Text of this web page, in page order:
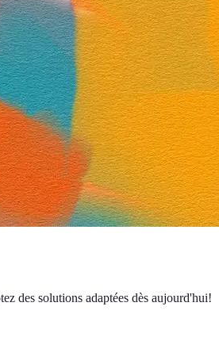
des solutions adaptées dès aujourd'hui!